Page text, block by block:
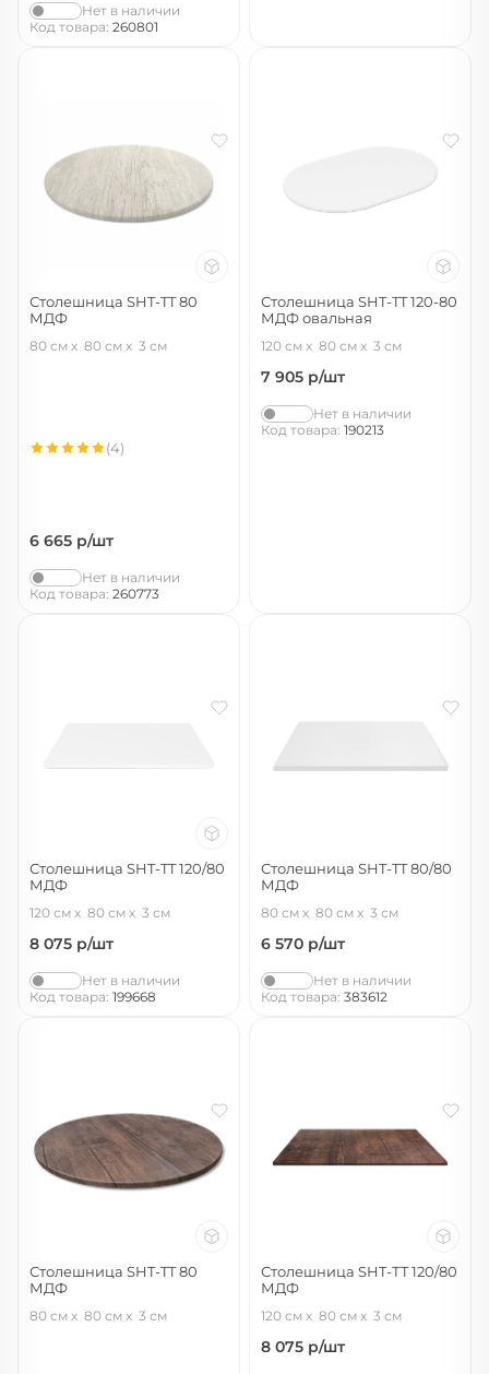
Нет в наличии
Код товара: 260801
Столешница SHT-TT 80
МДФ
80 см 80 см 3 см
6 665 р/шт
(4)
Нет в наличии
Код товара: 260773
Столешница SHT-TT 120-80
МДФ овальная
120 см 80 см 3 см
7 905 р/шт
Нет в наличии
Код товара: 190213
Столешница SHT-TT 120/80
МДФ
120 см 80 см 3 см
8 075 р/шт
Нет в наличии
Код товара: 199668
Столешница SHT-TT 80/80
МДФ
80 см 80 см 3 см
6 570 р/шт
Нет в наличии
Код товара: 383612
Столешница SHT-TT 80
МДФ
80 см 80 см 3 см
Столешница SHT-ТT 120/80
МДФ
120 см 80 см 3 см
8 075 р/шт